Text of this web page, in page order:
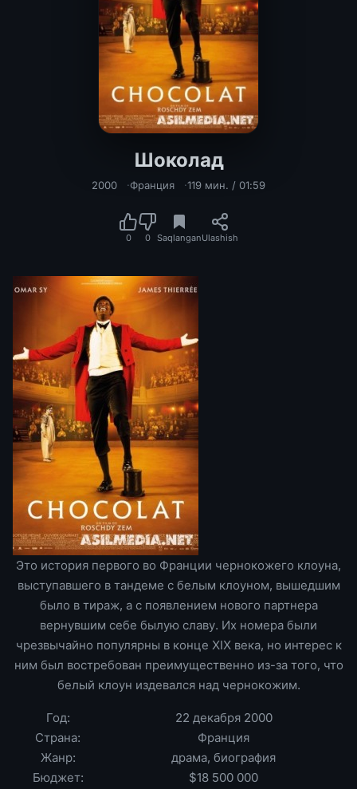
Шоколад
2000 Франция 119 мин. / 01:59
0 0 SaqlanganUlashish
Это история первого во Франции чернокожего клоуна,
выступавшего в тандеме с белым клоуном, вышедшим
было в тираж, а с появлением нового партнера
вернувшим себе былую славу. Их номера были
чрезвычайно популярны в конце XIX века, но интерес к
ним был востребован преимущественно из-за того, что
белый клоун издевался над чернокожим.
Год:
22 декабря 2000
Страна:
Франция
Жанр:
драма, биография
Бюджет:
$18 500 000